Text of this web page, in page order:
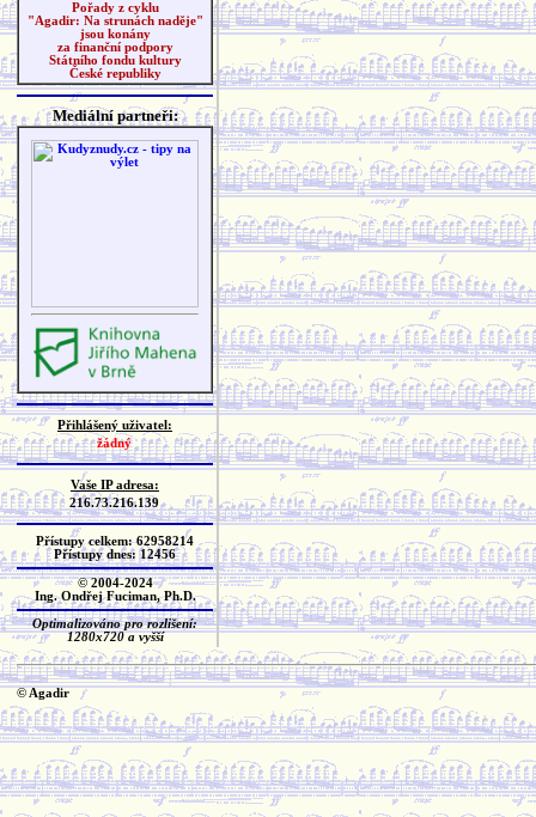
Pořady z cyklu
"Agadir: Na strunách naděje"
jsou konány
za finanční podpory
Státního fondu kultury
České republiky
Mediální partneři:
Přihlášený uživatel:
žádný
Vaše IP adresa:
216.73.216.139
Přístupy celkem: 62958214
Přístupy dnes: 12456
© 2004-2024
Ing. Ondřej Fuciman, Ph.D.
Optimalizováno pro rozlišení:
1280x720 a vyšší
© Agadir